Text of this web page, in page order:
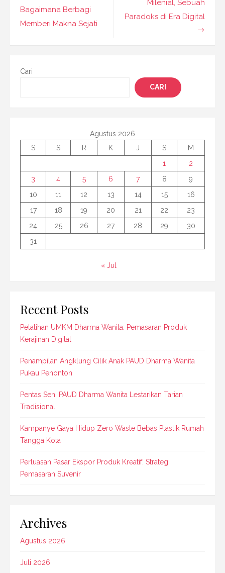
Milenial, Sebuah
Paradoks di Era Digital
Bagaimana Berbagi
Memberi Makna Sejati
Cari
CARI
Agustus 2026
S
S R K J S
M
1
2
3
4 5 6 7 8
9
10
11 12 13 14 15
16
17
18 19 20 21 22
23
24
25 26 27 28 29
30
31
« Jul
Recent Posts
Pelatihan UMKM Dharma Wanita: Pemasaran Produk
Kerajinan Digital
Penampilan Angklung Cilik Anak PAUD Dharma Wanita
Pukau Penonton
Pentas Seni PAUD Dharma Wanita Lestarikan Tarian
Tradisional
Kampanye Gaya Hidup Zero Waste Bebas Plastik Rumah
Tangga Kota
Perluasan Pasar Ekspor Produk Kreatif: Strategi
Pemasaran Suvenir
Archives
Agustus 2026
Juli 2026